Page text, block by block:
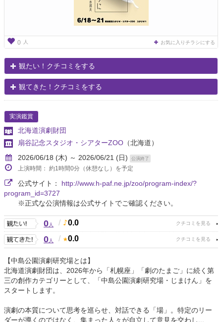
0 人 お気に入りチラシにする
観たい！クチコミをする
観てきた！クチコミをする
実演鑑賞
北海道演劇財団
扇谷記念スタジオ・シアターZOO （北海道）
2026/06/18 (木) ～ 2026/06/21 (日)
公演終了
上演時間： 約1時間0分（休憩なし）を予定
公式サイト： http://www.h-paf.ne.jp/zoo/program-index/?
program_id=3727
※正式な公演情報は公式サイトでご確認ください。
0人 / 0.0
0人 / 0.0
【中島公園演劇研究場とは】
北海道演劇財団は、2026年から「札幌座」「劇のたまご」に続く第
三の創作カテゴリーとして、「中島公園演劇研究場・じまけん」を
スタートします。
演劇の本質について思考を巡らせ、対話できる「場」。特定のリー
ダーが導くのではなく、集まった人々が自立して意見を交わし...